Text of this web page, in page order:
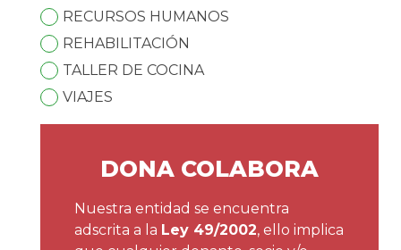
RECURSOS HUMANOS
REHABILITACIÓN
TALLER DE COCINA
VIAJES
DONA COLABORA
Nuestra entidad se encuentra
adscrita a la Ley 49/2002, ello implica